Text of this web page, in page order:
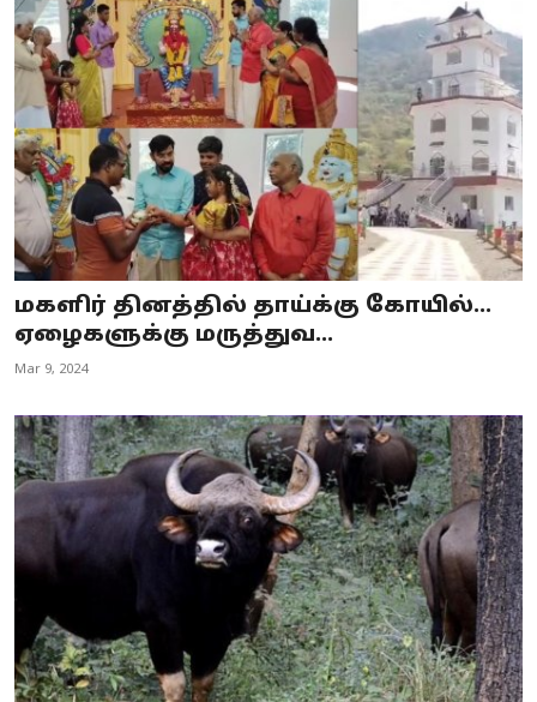
மகளிர் தினத்தில் தாய்க்கு கோயில்...
ஏழைகளுக்கு மருத்துவ...
Mar 9, 2024